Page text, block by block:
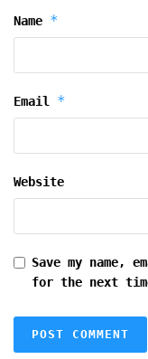
Name *
Email *
Website
Save my name,
for the next